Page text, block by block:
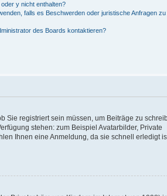
y nicht enthalten?
falls es Beschwerden oder juristische Anfragen
des Boards kontaktieren?
Sie registriert sein müssen, um Beiträge zu
stehen: zum Beispiel Avatarbilder, Private
Ihnen eine Anmeldung, da sie schnell erledigt